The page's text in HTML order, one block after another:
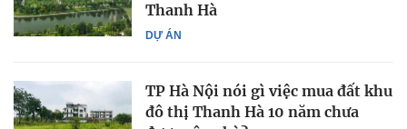
DỰ ÁN
Thanh Hà
TP Hà Nội nói gì việc mua đất khu
đô thị Thanh Hà 10 năm chưa